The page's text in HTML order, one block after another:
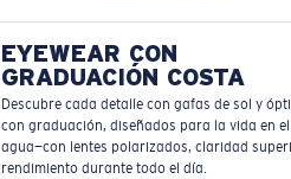
EYEWEAR CON
GRADUACIÓN COSTA
Descubre cada detalle con gafas de sol y
con graduación, diseñados para la vida en el
agua—con lentes polarizados, claridad
rendimiento durante todo el día.